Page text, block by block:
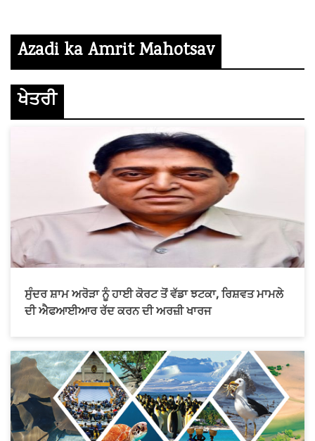
Azadi ka Amrit Mahotsav
ਖੇਤਰੀ
ਸੁੰਦਰ ਸ਼ਾਮ ਅਰੋੜਾ ਨੂੰ ਹਾਈ ਕੋਰਟ ਤੋਂ ਵੱਡਾ ਝਟਕਾ, ਰਿਸ਼ਵਤ ਮਾਮਲੇ
ਦੀ ਐਫਆਈਆਰ ਰੱਦ ਕਰਨ ਦੀ ਅਰਜ਼ੀ ਖਾਰਜ